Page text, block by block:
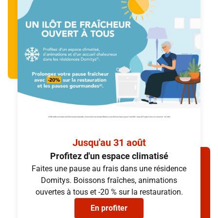
Volets roulants électriques
Simuler mon loyer
(provisions sur charges et services inclus, hors électricité)
Douche italienne
Volets roulants électriques
Simuler mon loyer
(provisions sur charges et services inclus, hors électricité)
Jusqu'au 31 août
Profitez d'un espace climatisé
Faites une pause au frais dans une résidence
Domitys. Boissons fraîches, animations
ouvertes à tous et -20 % sur la restauration.
En profiter